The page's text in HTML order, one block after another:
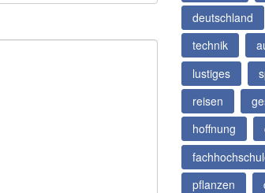
deutschland
technik
lustiges
reisen
hoffnung
pflanzen